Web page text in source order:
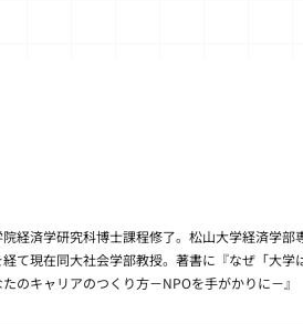
経済学研究科博士課程修了。松山大学経済学
て現在同大社会学部教授。著書に『なぜ「大
のキャリアのつくり方－NPOを手がかりに－』